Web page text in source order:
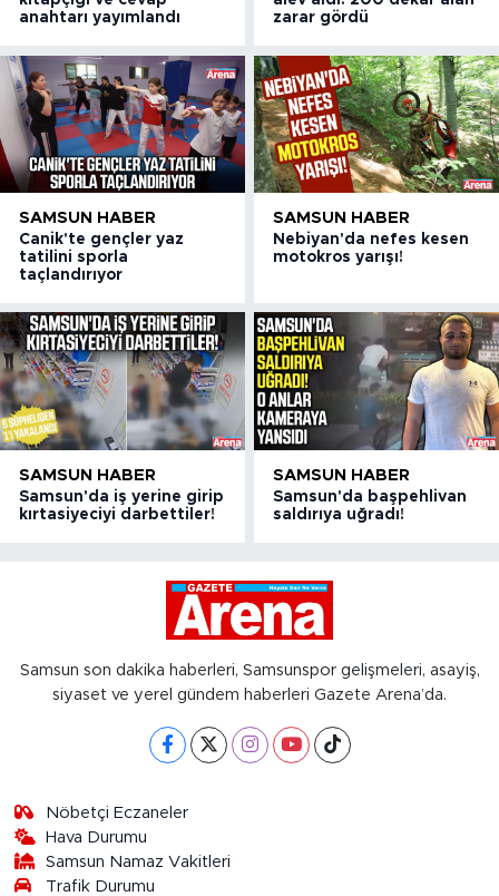
anahtarı yayımlandı
zarar gördü
SAMSUN HABER
Canik'te gençler yaz
tatilini sporla
taçlandırıyor
SAMSUN HABER
Nebiyan'da nefes kesen
motokros yarışı!
SAMSUN HABER
Samsun'da iş yerine girip
kırtasiyeciyi darbettiler!
SAMSUN HABER
Samsun'da başpehlivan
saldırıya uğradı!
Samsun son dakika haberleri, Samsunspor gelişmeleri, asayiş,
siyaset ve yerel gündem haberleri Gazete Arena’da.
Nöbetçi Eczaneler
Hava Durumu
Samsun Namaz Vakitleri
Trafik Durumu